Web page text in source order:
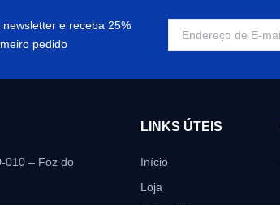
e receba 25%
pedido
010 – Foz do
LINKS ÚTEIS
Início
Loja